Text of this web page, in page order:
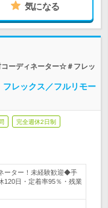
気になる
ーディネーター☆＃フレッ
レックス／フルリモー
完全週休2日制
ーター！未経験歓迎◆手
日・定着率95％・残業